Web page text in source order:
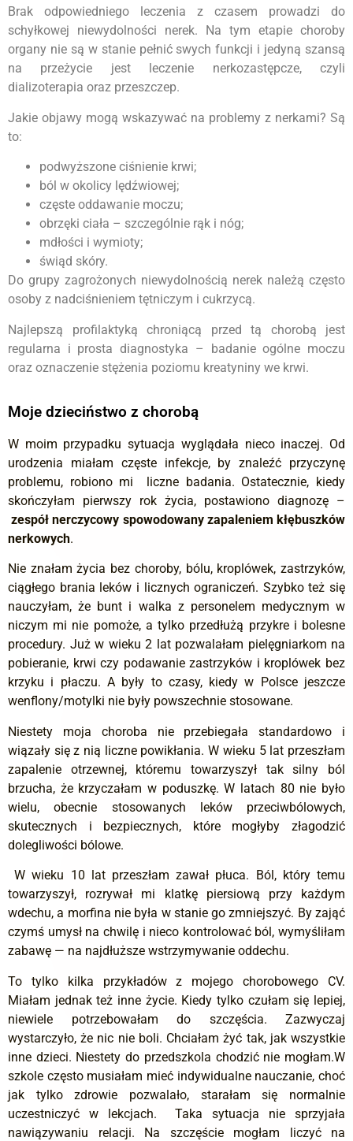
Brak odpowiedniego leczenia z czasem prowadzi do
schyłkowej niewydolności nerek. Na tym etapie choroby
organy nie są w stanie pełnić swych funkcji i jedyną szansą
na przeżycie jest leczenie nerkozastępcze, czyli
dializoterapia oraz przeszczep.
Jakie objawy mogą wskazywać na problemy z nerkami? Są
to:
podwyższone ciśnienie krwi;
ból w okolicy lędźwiowej;
częste oddawanie moczu;
obrzęki ciała – szczególnie rąk i nóg;
mdłości i wymioty;
świąd skóry.
Do grupy zagrożonych niewydolnością nerek należą często
osoby z nadciśnieniem tętniczym i cukrzycą.
Najlepszą profilaktyką chroniącą przed tą chorobą jest
regularna i prosta diagnostyka – badanie ogólne moczu
oraz oznaczenie stężenia poziomu kreatyniny we krwi.
Moje dzieciństwo z chorobą
W moim przypadku sytuacja wyglądała nieco inaczej. Od
urodzenia miałam częste infekcje, by znaleźć przyczynę
problemu, robiono mi liczne badania. Ostatecznie, kiedy
skończyłam pierwszy rok życia, postawiono diagnozę –
zespół nerczycowy spowodowany zapaleniem kłębuszków
nerkowych.
Nie znałam życia bez choroby, bólu, kroplówek, zastrzyków,
ciągłego brania leków i licznych ograniczeń. Szybko też się
nauczyłam, że bunt i walka z personelem medycznym w
niczym mi nie pomoże, a tylko przedłużą przykre i bolesne
procedury. Już w wieku 2 lat pozwalałam pielęgniarkom na
pobieranie, krwi czy podawanie zastrzyków i kroplówek bez
krzyku i płaczu. A były to czasy, kiedy w Polsce jeszcze
wenflony/motylki nie były powszechnie stosowane.
Niestety moja choroba nie przebiegała standardowo i
wiązały się z nią liczne powikłania. W wieku 5 lat przeszłam
zapalenie otrzewnej, któremu towarzyszył tak silny ból
brzucha, że krzyczałam w poduszkę. W latach 80 nie było
wielu, obecnie stosowanych leków przeciwbólowych,
skutecznych i bezpiecznych, które mogłyby złagodzić
dolegliwości bólowe.
W wieku 10 lat przeszłam zawał płuca. Ból, który temu
towarzyszył, rozrywał mi klatkę piersiową przy każdym
wdechu, a morfina nie była w stanie go zmniejszyć. By zająć
czymś umysł na chwilę i nieco kontrolować ból, wymyśliłam
zabawę — na najdłuższe wstrzymywanie oddechu.
To tylko kilka przykładów z mojego chorobowego CV.
Miałam jednak też inne życie. Kiedy tylko czułam się lepiej,
niewiele potrzebowałam do szczęścia. Zazwyczaj
wystarczyło, że nic nie boli. Chciałam żyć tak, jak wszystkie
inne dzieci. Niestety do przedszkola chodzić nie mogłam.W
szkole często musiałam mieć indywidualne nauczanie, choć
jak tylko zdrowie pozwalało, starałam się normalnie
uczestniczyć w lekcjach. Taka sytuacja nie sprzyjała
nawiązywaniu relacji. Na szczęście mogłam liczyć na